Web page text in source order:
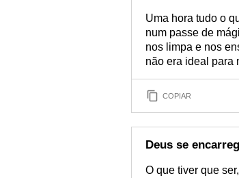
Uma hora tudo o
num passe de
nos limpa e nos
não era ideal para
COPIAR
Deus se
O que tiver que